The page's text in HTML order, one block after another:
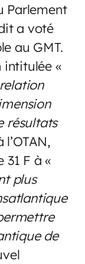
Parlement
a voté
au GMT.
intitulée «
résultats
F à «
plus
de